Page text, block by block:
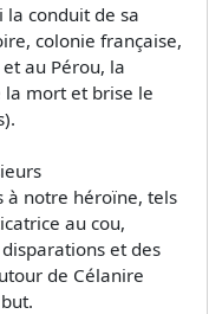
la conduit de sa
colonie française,
au Pérou, la
la mort et brise le
à notre héroïne, tels
au cou,
et des
de Célanire